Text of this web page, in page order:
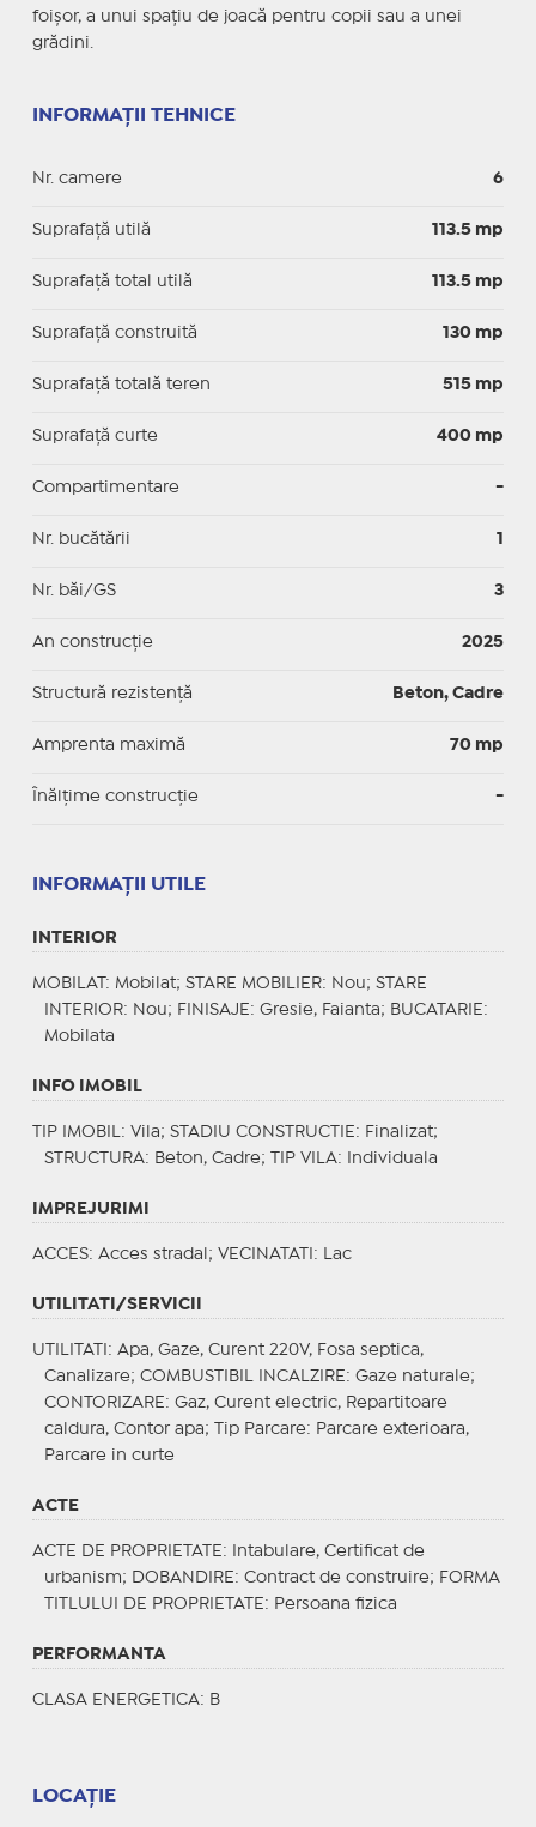
foișor, a unui spațiu de joacă pentru copii sau a unei
grădini.
INFORMAȚII TEHNICE
Nr. camere 6
Suprafaţă utilă 113.5 mp
Suprafaţă total utilă 113.5 mp
Suprafaţă construită 130 mp
Suprafață totală teren 515 mp
Suprafaţă curte 400 mp
Compartimentare -
Nr. bucătării 1
Nr. băi/GS 3
An construcție 2025
Structură rezistență Beton, Cadre
Amprenta maximă 70 mp
Înălțime construcție -
INFORMAŢII UTILE
INTERIOR
MOBILAT : Mobilat; STARE MOBILIER: Nou; STARE
INTERIOR: Nou; FINISAJE : Gresie, Faianta; BUCATARIE :
Mobilata
INFO IMOBIL
TIP IMOBIL : Vila; STADIU CONSTRUCTIE : Finalizat;
STRUCTURA: Beton, Cadre; TIP VILA: Individuala
IMPREJURIMI
ACCES: Acces stradal; VECINATATI : Lac
UTILITATI/SERVICII
UTILITATI : Apa, Gaze, Curent 220V, Fosa septica,
Canalizare; COMBUSTIBIL INCALZIRE : Gaze naturale;
CONTORIZARE : Gaz, Curent electric, Repartitoare
caldura, Contor apa;
Tip Parcare: Parcare exterioara,
Parcare in curte
ACTE
ACTE DE PROPRIETATE : Intabulare, Certificat de
urbanism;
DOBANDIRE : Contract de construire; FORMA
TITLULUI DE PROPRIETATE : Persoana fizica
PERFORMANTA
CLASA ENERGETICA: B
LOCAȚIE